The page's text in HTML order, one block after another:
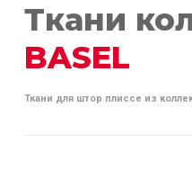
Ткани
BASEL
Ткани для штор плиссе из